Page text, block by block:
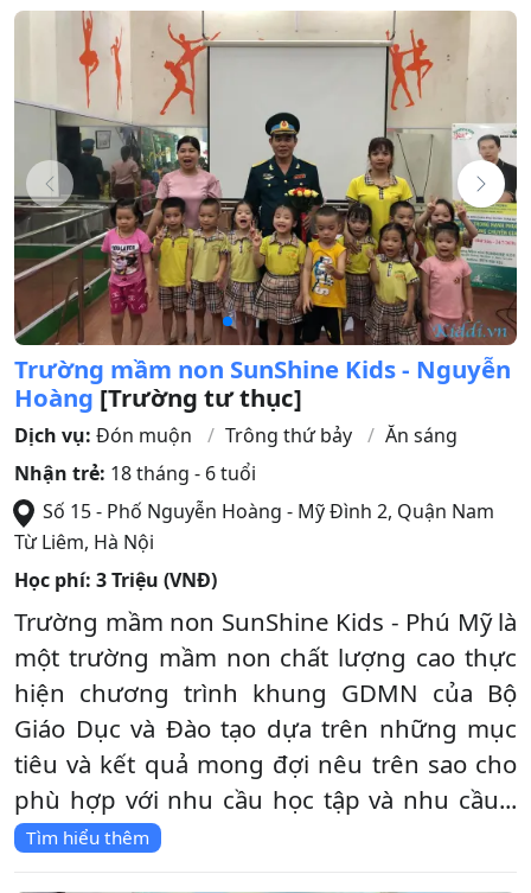
Trường mầm non SunShine Kids - Nguyễn
Hoàng [Trường tư thục]
Dịch vụ: Đón muộn Trông thứ bảy
Ăn sáng
Nhận trẻ: 18 tháng - 6 tuổi
Số 15 - Phố Nguyễn Hoàng - Mỹ Đình 2, Quận Nam
Từ Liêm, Hà Nội
Học phí: 3 Triệu (VNĐ)
Trường mầm non SunShine Kids - Phú Mỹ là
một trường mầm non chất lượng cao thực
hiện chương trình khung GDMN của Bộ
Giáo Dục và Đào tạo dựa trên những mục
tiêu và kết quả mong đợi nêu trên sao cho
phù hợp với nhu cầu học tập và nhu cầu...
Tìm hiểu thêm